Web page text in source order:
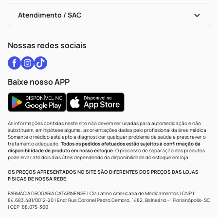
Bulas De A A Z
Políticas De Marketplace
Autoteste Covid-19
Vacinas
Certificado De Segurança
Portal Da Privacidade
Atendimento / SAC
WhatsApp (47) 9202-1687
Nossas redes sociais
Baixe nosso APP
As informações contidas neste site não devem ser usadas para automedicação e não
substituem, em hipótese alguma, as orientações dadas pelo profissional da área médica.
Somente o médico está apto a diagnosticar qualquer problema de saúde e prescrever o
tratamento adequado. Todos os pedidos efetuados estão sujeitos à confirmação da
disponibilidade de produto em nosso estoque.O processo de separação dos produtos
pode levar até dois dias úteis dependendo da disponibilidade do estoque em loja.
OS PREÇOS APRESENTADOS NO SITE SÃO DIFERENTES DOS PREÇOS DAS LOJAS
FÍSICAS DE NOSSA REDE.
FARMÁCIA DROGARIA CATARINENSE | Cia Latino Americana de Medicamentos | CNPJ:
84.683.481/0012-20 | End: Rua Coronel Pedro Demoro, 1482, Balneário - | Florianópolis- SC
| CEP: 88.075-300